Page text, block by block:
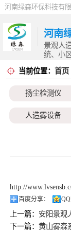
河南
景观人
统、小
当前位置： 首页
扬尘检测仪
人造雾设备
http://
百度分享：
上一篇： 安阳景观
下一篇：黄山雾森
扬尘检测仪
智慧工地
降尘喷雾设备
小区喷雾设备